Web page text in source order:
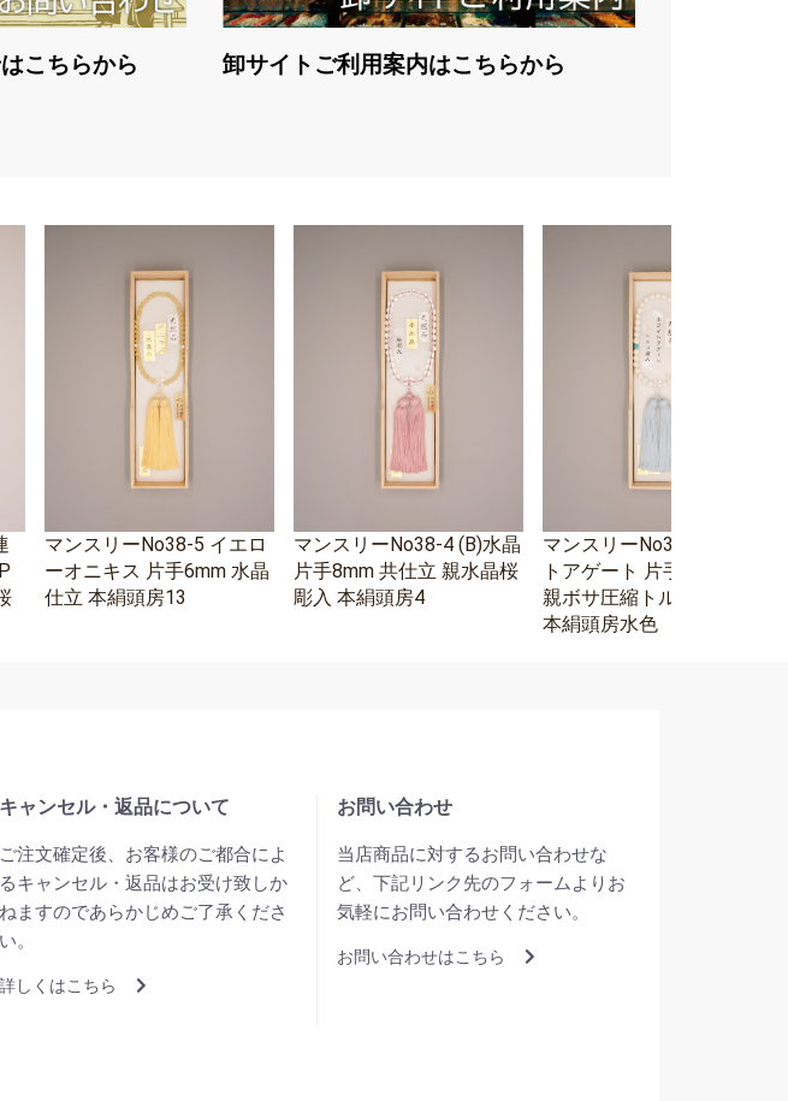
こちらから 卸サイトご利用案内はこちらから
マンスリーNo38-5 イエロ
ーオニキス 片手6mm 水晶
仕立 本絹頭房13
マンスリーNo38-4 (B)水晶
片手8mm 共仕立 親水晶桜
彫入 本絹頭房4
マンスリーNo38-3 ホワイ
トアゲート 片手8mm 水晶
親ボサ圧縮トルコ石二天
本絹頭房水色
キャンセル・返品について
ご注文確定後、お客様のご都合によ
るキャンセル・返品はお受け致しか
ねますのであらかじめご了承くださ
い。
詳しくはこちら
お問い合わせ
当店商品に対するお問い合わせな
ど、下記リンク先のフォームよりお
気軽にお問い合わせください。
お問い合わせはこちら